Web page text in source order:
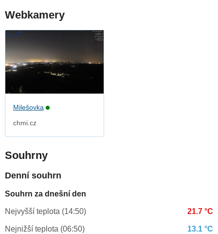
Webkamery
Milešovka
chmi.cz
Souhrny
Denní souhrn
Souhrn za dnešní den
Nejvyšší teplota (14:50) 21.7 °C
Nejnižší teplota (06:50) 13.1 °C